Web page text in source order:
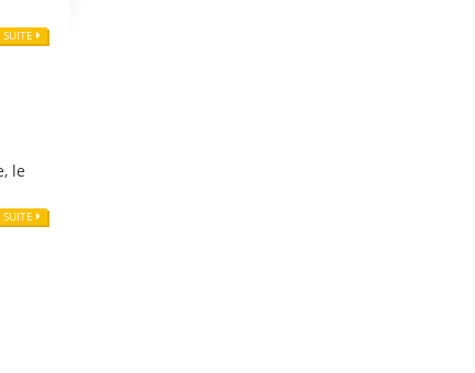
SUITE
le
SUITE